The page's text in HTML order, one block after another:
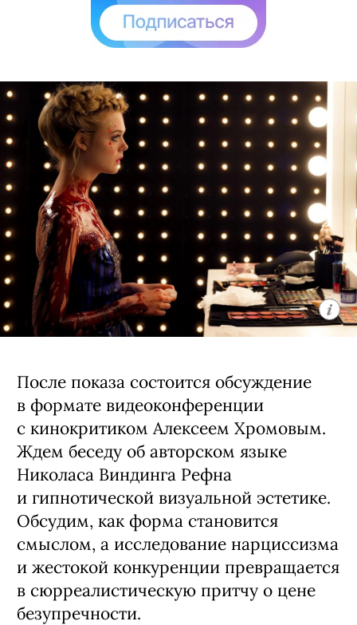
После показа состоится обсуждение
в формате видеоконференции
с кинокритиком Алексеем Хромовым.
Ждем беседу об авторском языке
Николаса Виндинга Рефна
и гипнотической визуальной эстетике.
Обсудим, как форма становится
смыслом, а исследование нарциссизма
и жестокой конкуренции превращается
в сюрреалистическую притчу о цене
безупречности.